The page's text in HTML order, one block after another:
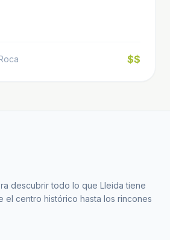
$$
descubrir todo lo que Lleida tiene
el centro histórico hasta los rincones